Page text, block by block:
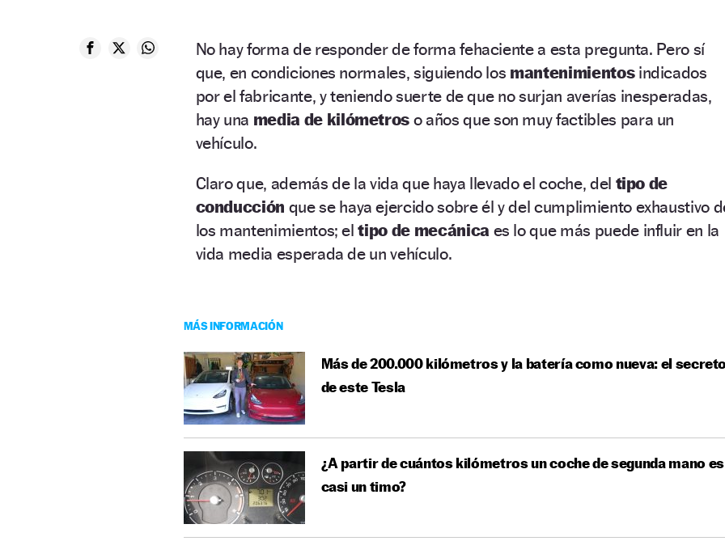
No hay forma de responder de forma fehaciente a esta pregunta. Pero sí
que, en condiciones normales, siguiendo los mantenimientos indicados
por el fabricante, y teniendo suerte de que no surjan averías inesperadas,
hay una media de kilómetros o años que son muy factibles para un
vehículo.
Claro que, además de la vida que haya llevado el coche, del tipo de
conducción que se haya ejercido sobre él y del cumplimiento exhaustivo
los mantenimientos; eltipo de mecánica es lo que más puede influir en la
vida media esperada de un vehículo.
MÁS INFORMACIÓN
Más de 200.000 kilómetros y la batería como nueva: el
de este Tesla
¿A partir de cuántos kilómetros un coche de segunda mano es
casi un timo?